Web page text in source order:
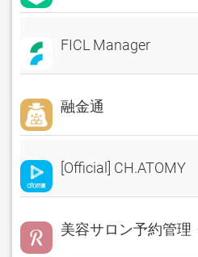
FICL Manager
融金通
[Official] CH.ATOMY
美容サロン予約管理